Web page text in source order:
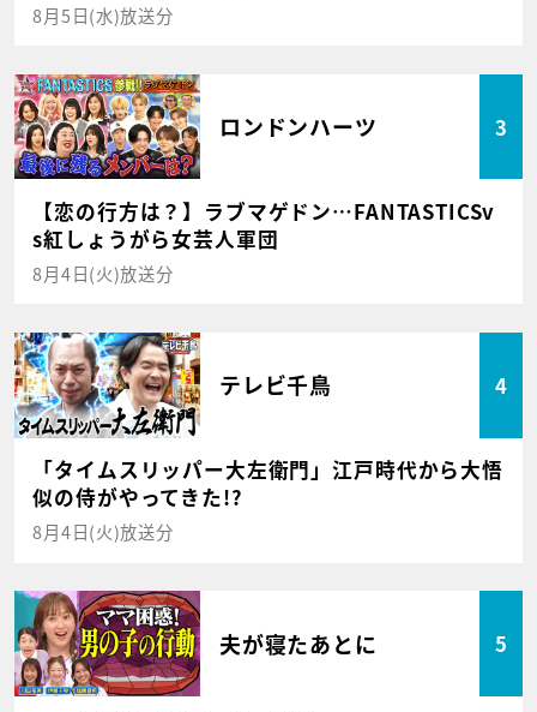
8月5日(水)放送分
ロンドンハーツ 3
【恋の行方は？】ラブマゲドン…FANTASTICSv
s紅しょうがら女芸人軍団
8月4日(火)放送分
テレビ千鳥 4
「タイムスリッパー大左衛門」江戸時代から大悟
似の侍がやってきた!?
8月4日(火)放送分
夫が寝たあとに 5